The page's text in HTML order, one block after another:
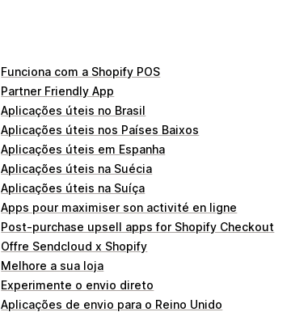
Funciona com a Shopify POS
Partner Friendly App
Aplicações úteis no Brasil
Aplicações úteis nos Países Baixos
Aplicações úteis em Espanha
Aplicações úteis na Suécia
Aplicações úteis na Suíça
Apps pour maximiser son activité en ligne
Post-purchase upsell apps for Shopify Checkout
Offre Sendcloud x Shopify
Melhore a sua loja
Experimente o envio direto
Aplicações de envio para o Reino Unido